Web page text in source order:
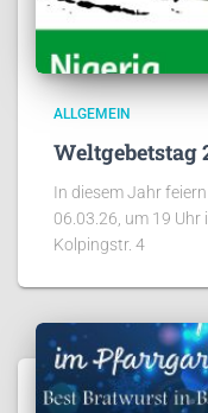
ALLGEMEIN
Weltgebetstag
In diesem Jahr
06.03.26, um 19
Kolpingstr. 4